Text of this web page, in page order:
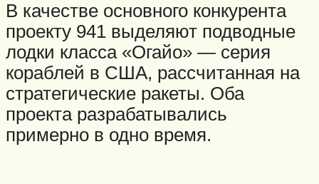
В качестве основного конкурента
проекту 941 выделяют подводные
лодки класса «Огайо» — серия
кораблей в США, рассчитанная на
стратегические ракеты. Оба
проекта разрабатывались
примерно в одно время.